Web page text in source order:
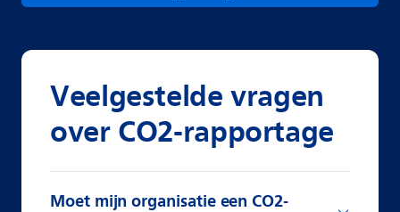
Veelgestelde vragen
over CO2-rapportage
Moet mijn organisatie een CO2-